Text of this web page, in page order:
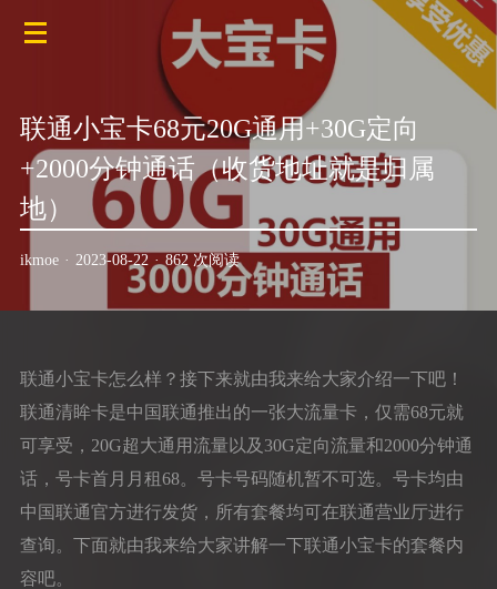
联通小宝卡68元20G通用+30G定向
+2000分钟通话（收货地址就是归属
地）
ikmoe · 2023-08-22 · 862 次阅读
联通小宝卡怎么样？接下来就由我来给大家介绍一下吧！
联通清眸卡是中国联通推出的一张大流量卡，仅需68元就
可享受，20G超大通用流量以及30G定向流量和2000分钟通
话，号卡首月月租68。号卡号码随机暂不可选。号卡均由
中国联通官方进行发货，所有套餐均可在联通营业厅进行
查询。下面就由我来给大家讲解一下联通小宝卡的套餐内
容吧。